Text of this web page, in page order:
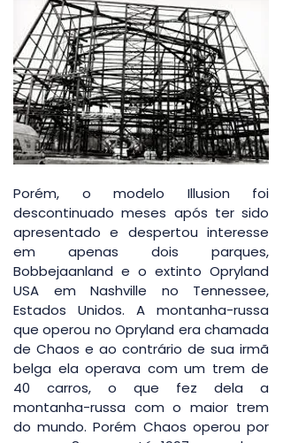
Porém, o modelo Illusion foi
descontinuado meses após ter sido
apresentado e despertou interesse
em apenas dois parques,
Bobbejaanland e o extinto Opryland
USA em Nashville no Tennessee,
Estados Unidos. A montanha-russa
que operou no Opryland era chamada
de Chaos e ao contrário de sua irmã
belga ela operava com um trem de
40 carros, o que fez dela a
montanha-russa com o maior trem
do mundo. Porém Chaos operou por